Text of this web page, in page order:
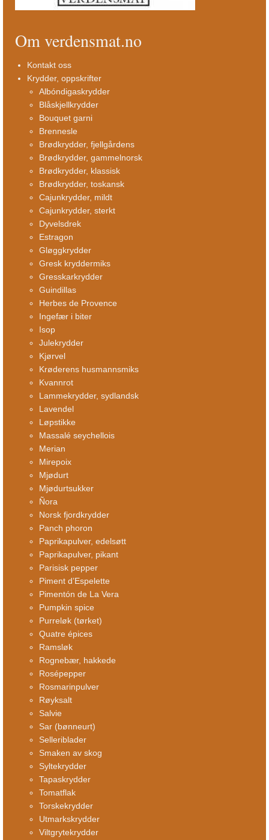
Om verdensmat.no
Kontakt oss
Krydder, oppskrifter
Albóndigaskrydder
Blåskjellkrydder
Bouquet garni
Brennesle
Brødkrydder, fjellgårdens
Brødkrydder, gammelnorsk
Brødkrydder, klassisk
Brødkrydder, toskansk
Cajunkrydder, mildt
Cajunkrydder, sterkt
Dyvelsdrek
Estragon
Gløggkrydder
Gresk kryddermiks
Gresskarkrydder
Guindillas
Herbes de Provence
Ingefær i biter
Isop
Julekrydder
Kjørvel
Krøderens husmannsmiks
Kvannrot
Lammekrydder, sydlandsk
Lavendel
Løpstikke
Massalé seychellois
Merian
Mirepoix
Mjødurt
Mjødurtsukker
Ñora
Norsk fjordkrydder
Panch phoron
Paprikapulver, edelsøtt
Paprikapulver, pikant
Parisisk pepper
Piment d’Espelette
Pimentón de La Vera
Pumpkin spice
Purreløk (tørket)
Quatre épices
Ramsløk
Rognebær, hakkede
Rosépepper
Rosmarinpulver
Røyksalt
Salvie
Sar (bønneurt)
Selleriblader
Smaken av skog
Syltekrydder
Tapaskrydder
Tomatflak
Torskekrydder
Utmarkskrydder
Viltgrytekrydder